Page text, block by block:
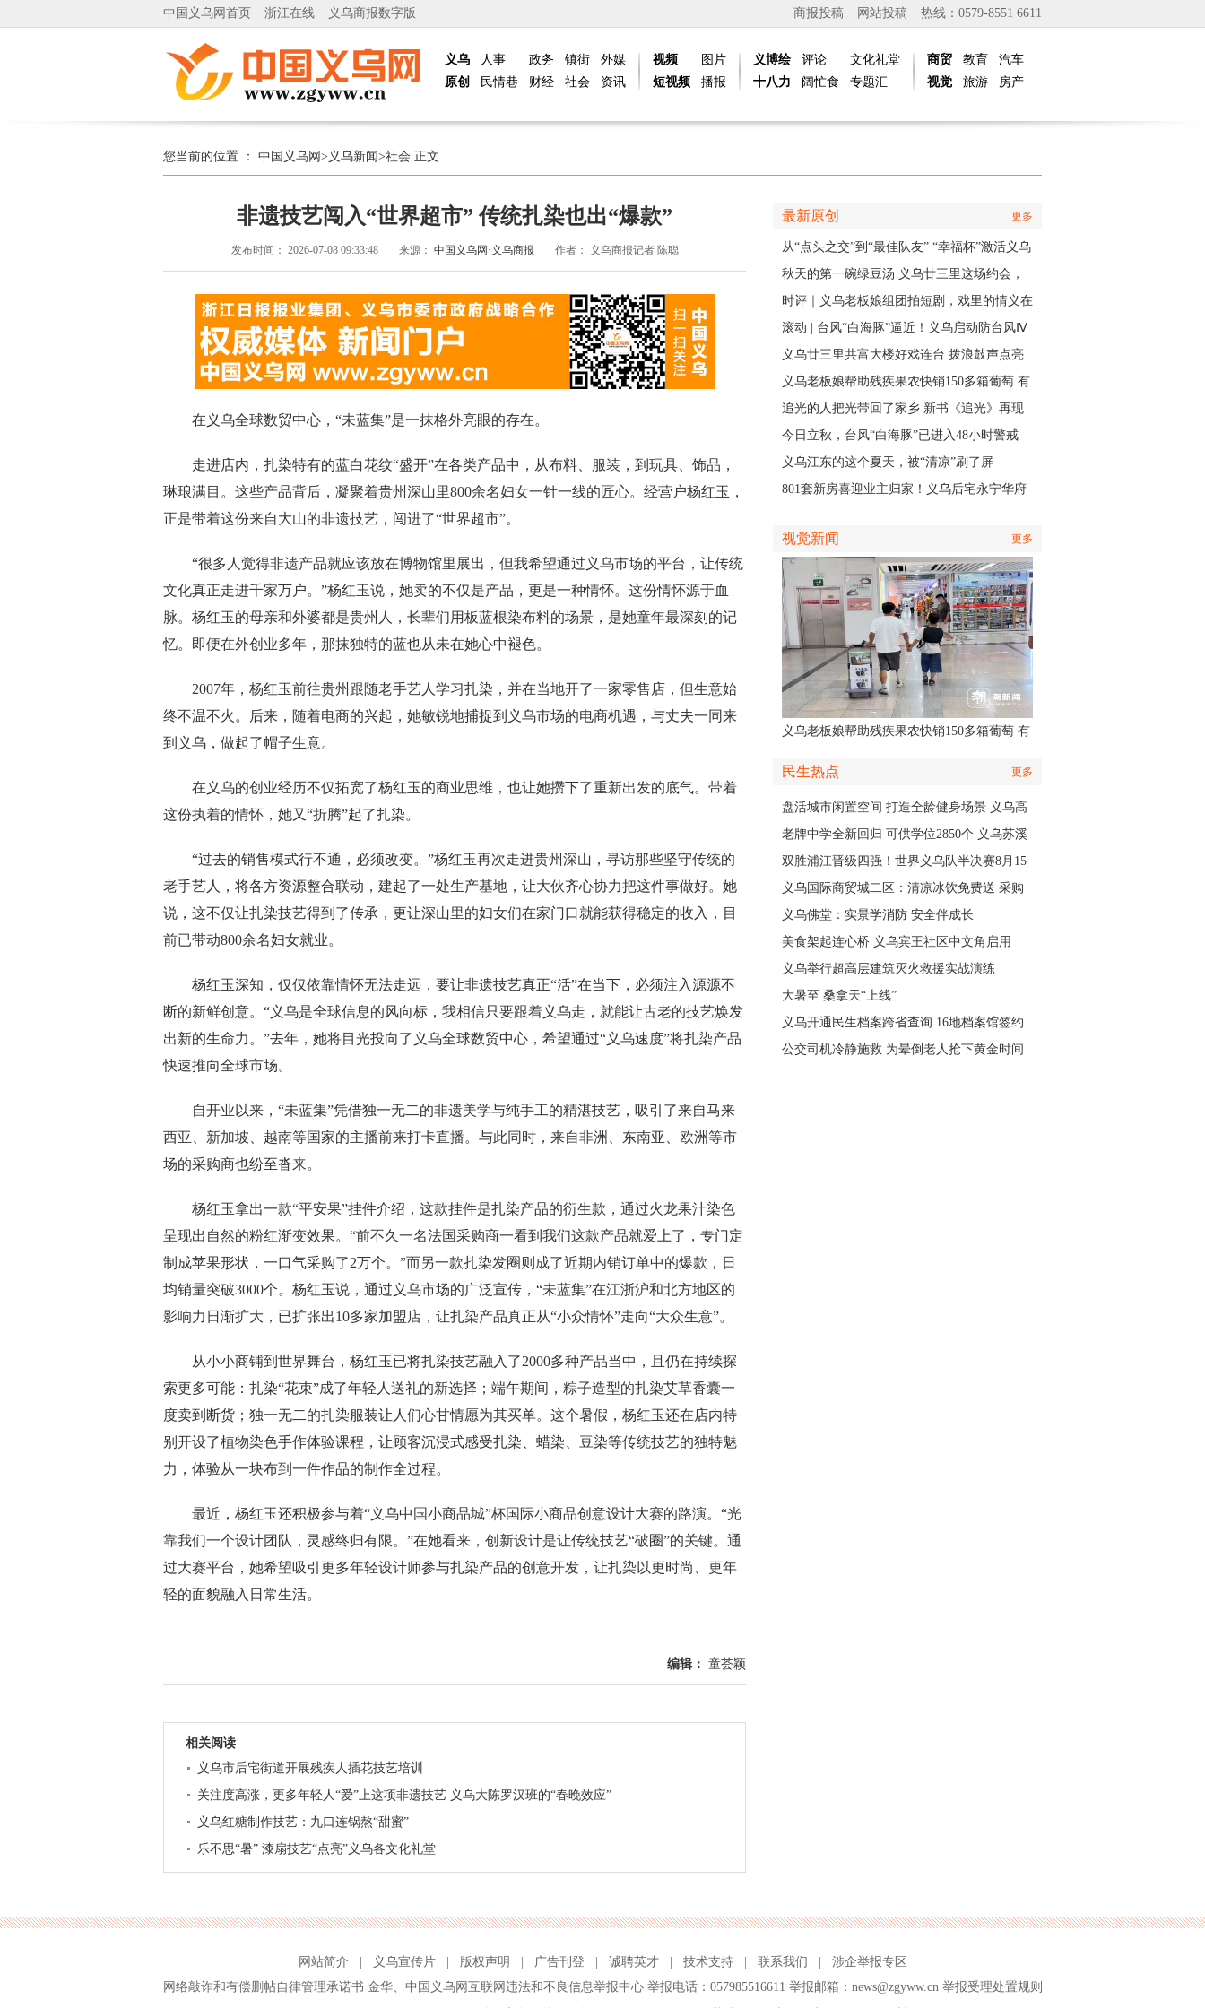
中国义乌网首页 浙江在线 义乌商报数字版 热线：0579-8551 6611
网站投稿
商报投稿
义乌
原创
人事
民情巷
政务
财经
镇街
社会
外媒
资讯
视频
短视频
图片
播报
义博绘
十八力
评论
阔忙食
文化礼堂
专题汇
商贸
视觉
教育
旅游
汽车
房产
您当前的位置 ： 中国义乌网 > 义乌新闻>社会 正文
非遗技艺闯入“世界超市” 传统扎染也出“爆款”
发布时间： 2026-07-08 09:33:48 来源： 中国义乌网·义乌商报 作者： 义乌商报记者 陈聪
在义乌全球数贸中心，“未蓝集”是一抹格外亮眼的存在。
走进店内，扎染特有的蓝白花纹“盛开”在各类产品中，从布料、服装，到玩具、饰品，
琳琅满目。这些产品背后，凝聚着贵州深山里800余名妇女一针一线的匠心。经营户杨红玉，
正是带着这份来自大山的非遗技艺，闯进了“世界超市”。
“很多人觉得非遗产品就应该放在博物馆里展出，但我希望通过义乌市场的平台，让传统
文化真正走进千家万户。”杨红玉说，她卖的不仅是产品，更是一种情怀。这份情怀源于血
脉。杨红玉的母亲和外婆都是贵州人，长辈们用板蓝根染布料的场景，是她童年最深刻的记
忆。即便在外创业多年，那抹独特的蓝也从未在她心中褪色。
2007年，杨红玉前往贵州跟随老手艺人学习扎染，并在当地开了一家零售店，但生意始
终不温不火。后来，随着电商的兴起，她敏锐地捕捉到义乌市场的电商机遇，与丈夫一同来
到义乌，做起了帽子生意。
在义乌的创业经历不仅拓宽了杨红玉的商业思维，也让她攒下了重新出发的底气。带着
这份执着的情怀，她又“折腾”起了扎染。
“过去的销售模式行不通，必须改变。”杨红玉再次走进贵州深山，寻访那些坚守传统的
老手艺人，将各方资源整合联动，建起了一处生产基地，让大伙齐心协力把这件事做好。她
说，这不仅让扎染技艺得到了传承，更让深山里的妇女们在家门口就能获得稳定的收入，目
前已带动800余名妇女就业。
杨红玉深知，仅仅依靠情怀无法走远，要让非遗技艺真正“活”在当下，必须注入源源不
断的新鲜创意。“义乌是全球信息的风向标，我相信只要跟着义乌走，就能让古老的技艺焕发
出新的生命力。”去年，她将目光投向了义乌全球数贸中心，希望通过“义乌速度”将扎染产品
快速推向全球市场。
自开业以来，“未蓝集”凭借独一无二的非遗美学与纯手工的精湛技艺，吸引了来自马来
西亚、新加坡、越南等国家的主播前来打卡直播。与此同时，来自非洲、东南亚、欧洲等市
场的采购商也纷至沓来。
杨红玉拿出一款“平安果”挂件介绍，这款挂件是扎染产品的衍生款，通过火龙果汁染色
呈现出自然的粉红渐变效果。“前不久一名法国采购商一看到我们这款产品就爱上了，专门定
制成苹果形状，一口气采购了2万个。”而另一款扎染发圈则成了近期内销订单中的爆款，日
均销量突破3000个。杨红玉说，通过义乌市场的广泛宣传，“未蓝集”在江浙沪和北方地区的
影响力日渐扩大，已扩张出10多家加盟店，让扎染产品真正从“小众情怀”走向“大众生意”。
从小小商铺到世界舞台，杨红玉已将扎染技艺融入了2000多种产品当中，且仍在持续探
索更多可能：扎染“花束”成了年轻人送礼的新选择；端午期间，粽子造型的扎染艾草香囊一
度卖到断货；独一无二的扎染服装让人们心甘情愿为其买单。这个暑假，杨红玉还在店内特
别开设了植物染色手作体验课程，让顾客沉浸式感受扎染、蜡染、豆染等传统技艺的独特魅
力，体验从一块布到一件作品的制作全过程。
最近，杨红玉还积极参与着“义乌中国小商品城”杯国际小商品创意设计大赛的路演。“光
靠我们一个设计团队，灵感终归有限。”在她看来，创新设计是让传统技艺“破圈”的关键。通
过大赛平台，她希望吸引更多年轻设计师参与扎染产品的创意开发，让扎染以更时尚、更年
轻的面貌融入日常生活。
编辑： 童荟颖
相关阅读
义乌市后宅街道开展残疾人插花技艺培训
关注度高涨，更多年轻人“爱”上这项非遗技艺 义乌大陈罗汉班的“春晚效应”
义乌红糖制作技艺：九口连锅熬“甜蜜”
乐不思“暑” 漆扇技艺“点亮”义乌各文化礼堂
最新原创 更多
从“点头之交”到“最佳队友” “幸福杯”激活义乌
稠江邻里情
秋天的第一碗绿豆汤 义乌廿三里这场约会，
主角是快递小哥
时评｜义乌老板娘组团拍短剧，戏里的情义在
现实中有了回响
滚动 | 台风“白海豚”逼近！义乌启动防台风Ⅳ
级应急响应
义乌廿三里共富大楼好戏连台 拨浪鼓声点亮
乡村之夜
义乌老板娘帮助残疾果农快销150多箱葡萄 有
人认出她还主演了部短剧
追光的人把光带回了家乡 新书《追光》再现
义商与一座城的双向奔赴
今日立秋，台风“白海豚”已进入48小时警戒
线，义乌风雨时间、雨量公布
义乌江东的这个夏天，被“清凉”刷了屏
801套新房喜迎业主归家！义乌后宅永宁华府
视觉新闻 更多
义乌老板娘帮助残疾果农快销150多箱葡萄 有
民生热点 更多
盘活城市闲置空间 打造全龄健身场景 义乌高
质量落地省级文体民生实事
老牌中学全新回归 可供学位2850个 义乌苏溪
中学9月投用
双胜浦江晋级四强！世界义乌队半决赛8月15
日主场开打
义乌国际商贸城二区：清凉冰饮免费送 采购
商可就近领取
义乌佛堂：实景学消防 安全伴成长
美食架起连心桥 义乌宾王社区中文角启用
义乌举行超高层建筑灭火救援实战演练
大暑至 桑拿天“上线”
义乌开通民生档案跨省查询 16地档案馆签约
合作
公交司机冷静施救 为晕倒老人抢下黄金时间
网站简介 义乌宣传片 版权声明 广告刊登 诚聘英才 技术支持 联系我们
涉企举报专区
网络敲诈和有偿删帖自律管理承诺书 金华、 中国义乌网互联网违法和不良信息举报中心举报电话：057985516611 举报邮箱：news@zgyww.cn 举报受理处置规则